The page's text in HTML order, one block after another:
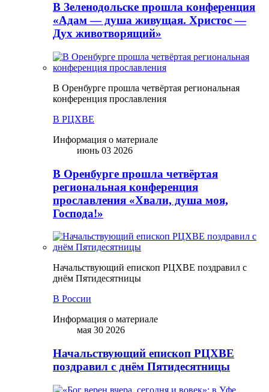
В Зеленодольске прошла конференция
«Адам — душа живущая. Христос —
Дух животворящий»
В Оренбурге прошла четвёртая региональная
конференция прославления
В РЦХВЕ
Информация о материале
июнь 03 2026
В Оренбурге прошла четвёртая
региональная конференция
прославления «Хвали, душа моя,
Господа!»
Начальствующий епископ РЦХВЕ поздравил с
днём Пятидесятницы
В России
Информация о материале
мая 30 2026
Начальствующий епископ РЦХВЕ
поздравил с днём Пятидесятницы